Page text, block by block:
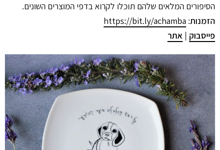
הסיפורים המלאים שלהם תוכלו לקרוא בדפי המוצרים השונים.
הזמנות:
https://bit.ly/achamba
פייסבוק | אתר